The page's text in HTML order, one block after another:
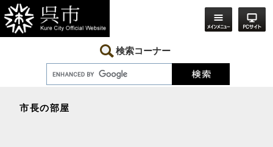
ー
ジ
の
ニ
ュ
ー
検索コーナー
市長の部屋